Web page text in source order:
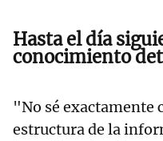
Hasta el día
conocimiento
"No sé exactamente
estructura de la